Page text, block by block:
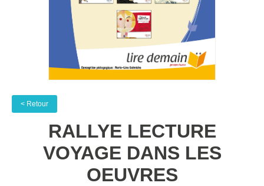
< Retour
RALLYE LECTURE
VOYAGE DANS LES
OEUVRES